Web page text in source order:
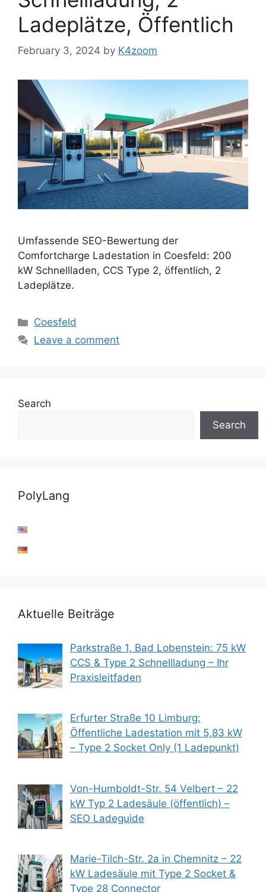
Ladeplätze, Öffentlich
February 3, 2024 by K4zoom
Umfassende SEO-Bewertung der
Comfortcharge Ladestation in Coesfeld: 200
kW Schnellladen, CCS Type 2, öffentlich, 2
Ladeplätze.
Categories
Coesfeld
Leave a comment
Search
Search
PolyLang
Aktuelle Beiträge
Parkstraße 1, Bad Lobenstein: 75 kW
CCS & Type 2 Schnellladung – Ihr
Praxisleitfaden
Erfurter Straße 10 Limburg:
Öffentliche Ladestation mit 5,83 kW
– Type 2 Socket Only (1 Ladepunkt)
Von-Humboldt-Str. 54 Velbert – 22
kW Typ 2 Ladesäule (öffentlich) –
SEO Ladeguide
Marie-Tilch-Str. 2a in Chemnitz – 22
kW Ladesäule mit Type 2 Socket &
Type 28 Connector